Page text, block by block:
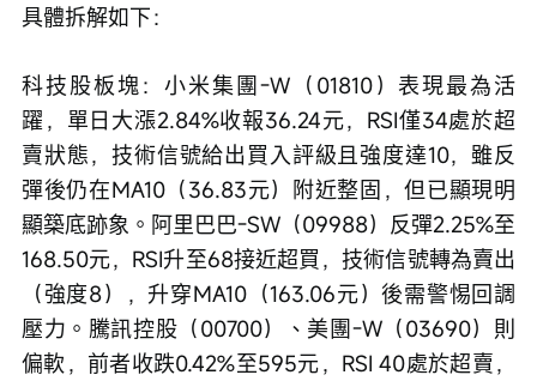
具體拆解如下：
科技股板塊：小米集團-W（01810）表現最為活
躍，單日大漲2.84%收報36.24元，RSI僅34處於超
賣狀態，技術信號給出買入評級且強度達10，雖反
彈後仍在MA10（36.83元）附近整固，但已顯現明
顯築底跡象。阿里巴巴-SW（09988）反彈2.25%至
168.50元，RSI升至68接近超買，技術信號轉為賣出
（強度8），升穿MA10（163.06元）後需警惕回調
壓力。騰訊控股（00700）、美團-W（03690）則
偏軟，前者收跌0.42%至595元，RSI 40處於超賣，